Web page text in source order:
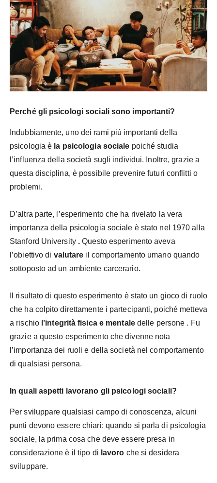
Perché gli psicologi sociali sono importanti?
Indubbiamente, uno dei rami più importanti della
psicologia è la psicologia sociale poiché studia
l’influenza della società sugli individui. Inoltre, grazie a
questa disciplina, è possibile prevenire futuri conflitti o
problemi.
D’altra parte, l’esperimento che ha rivelato la vera
importanza della psicologia sociale è stato nel 1970 alla
Stanford University . Questo esperimento aveva
l’obiettivo di valutare il comportamento umano quando
sottoposto ad un ambiente carcerario.
Il risultato di questo esperimento è stato un gioco di ruolo
che ha colpito direttamente i partecipanti, poiché metteva
a rischio l’integrità fisica e mentaledelle persone . Fu
grazie a questo esperimento che divenne nota
l’importanza dei ruoli e della società nel comportamento
di qualsiasi persona.
In quali aspetti lavorano gli psicologi sociali?
Per sviluppare qualsiasi campo di conoscenza, alcuni
punti devono essere chiari: quando si parla di psicologia
sociale, la prima cosa che deve essere presa in
considerazione è il tipo di lavoro che si desidera
sviluppare.